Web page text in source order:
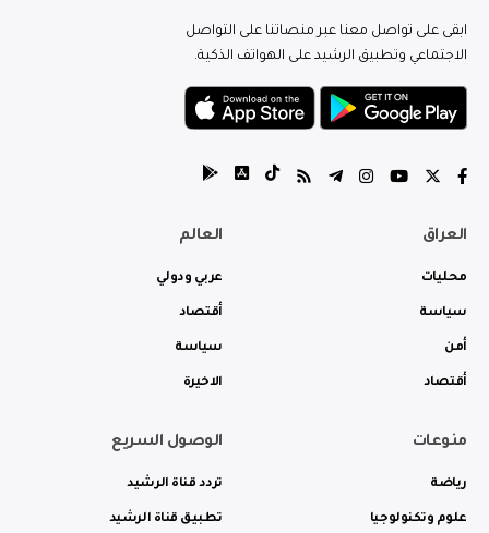
ابقى على تواصل معنا عبر منصاتنا على التواصل
الاجتماعي وتطبيق الرشيد على الهواتف الذكية.
العراق
محليات
سياسة
أمن
أقتصاد
العالم
عربي ودولي
أقتصاد
سياسة
الاخيرة
منوعات
رياضة
علوم وتكنولوجيا
الوصول السريع
تردد قناة الرشيد
تطبيق قناة الرشيد